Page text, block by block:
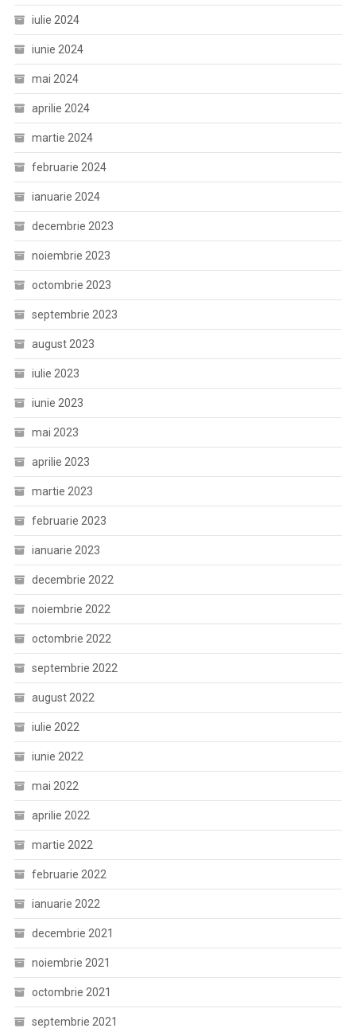
iulie 2024
iunie 2024
mai 2024
aprilie 2024
martie 2024
februarie 2024
ianuarie 2024
decembrie 2023
noiembrie 2023
octombrie 2023
septembrie 2023
august 2023
iulie 2023
iunie 2023
mai 2023
aprilie 2023
martie 2023
februarie 2023
ianuarie 2023
decembrie 2022
noiembrie 2022
octombrie 2022
septembrie 2022
august 2022
iulie 2022
iunie 2022
mai 2022
aprilie 2022
martie 2022
februarie 2022
ianuarie 2022
decembrie 2021
noiembrie 2021
octombrie 2021
septembrie 2021